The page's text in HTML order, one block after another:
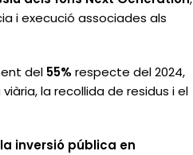
i execució associades als
del 55% respecte del 2024,
la recollida de residus i el
inversió pública en